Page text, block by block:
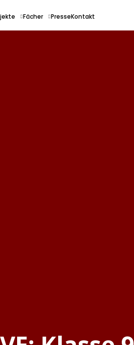
Fächer PresseKontakt